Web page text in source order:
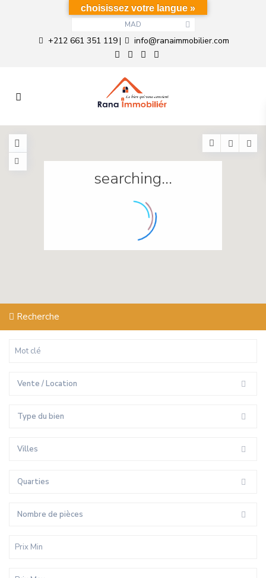
MAD
+212 661 351 119| info@ranaimmobilier.com
searching...
Recherche
Vente / Location
Type du bien
Villes
Quarties
Nombre de pièces
choisissez votre langue »